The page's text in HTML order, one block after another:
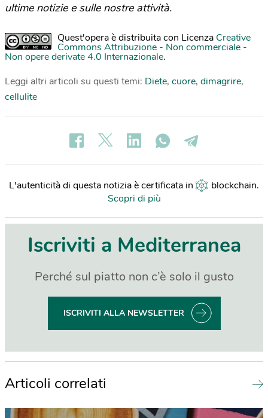
ultime notizie e sulle nostre attività.
Quest'opera è distribuita con Licenza Creative
Commons Attribuzione - Non commerciale -
Non opere derivate 4.0 Internazionale.
Leggi altri articoli su questi temi: Diete, cuore, dimagrire,
cellulite
L'autenticità di questa notizia è certificata in blockchain.
Scopri di più
Iscriviti a Mediterranea
Perché sul piatto non c’è solo il gusto
ISCRIVITI ALLA NEWSLETTER
Articoli correlati